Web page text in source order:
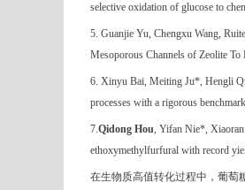
selective oxidation of glucose to
5. Guanjie Yu, Chengxu Wang,
Mesoporous Channels of Zeolite
6. Xinyu Bai, Meiting Ju*, Hengli
processes with a rigorous
7.Qidong Hou, Yifan Nie*, Xiaoran
ethoxymethylfurfural with record
在生物质高值转化过程中，葡萄